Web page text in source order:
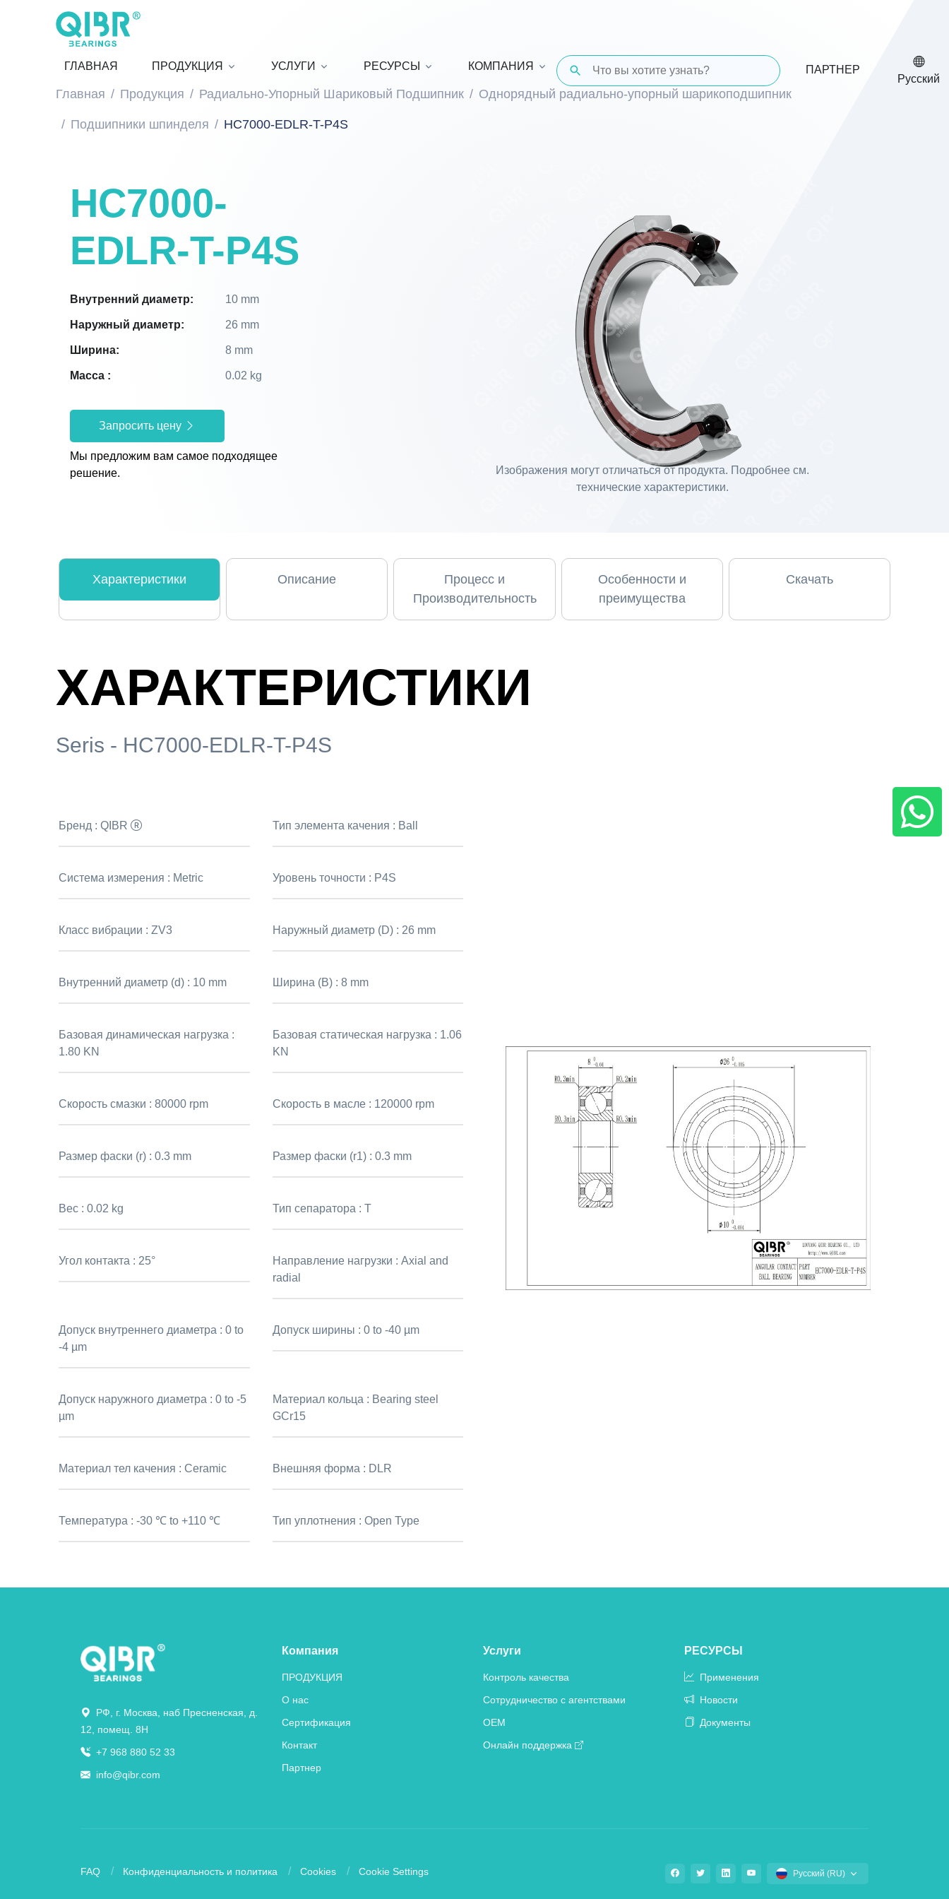
ГЛАВНАЯ ПРОДУКЦИЯ УСЛУГИ РЕСУРСЫ КОМПАНИЯ ПАРТНЕР
Русский
Главная Продукция Радиально-Упорный Шариковый Подшипник Однорядный радиально-упорный шарикоподшипник
Подшипники шпинделя HC7000-EDLR-T-P4S
HC7000-
EDLR-T-P4S
Внутренний диаметр: 10 mm
Наружный диаметр: 26 mm
Ширина: 8 mm
Масса : 0.02 kg
Запросить цену
Мы предложим вам самое подходящее
решение.
Изображения могут отличаться от продукта. Подробнее см.
технические характеристики.
Характеристики Описание
Процесс и
Производительность
Особенности и
преимущества
Скачать
ХАРАКТЕРИСТИКИ
Seris - HC7000-EDLR-T-P4S
Бренд :QIBR Тип элемента качения : Ball
Система измерения : Metric Уровень точности : P4S
Класс вибрации :ZV3 Наружный диаметр (D) : 26 mm
Внутренний диаметр (d) : 10 mm Ширина (B) : 8 mm
Базовая динамическая нагрузка :
1.80 KN
Базовая статическая нагрузка : 1.06
KN
Скорость смазки :80000 rpm Скорость в масле : 120000 rpm
Размер фаски (r) :0.3 mm Размер фаски (r1) : 0.3 mm
Вес :0.02 kg Тип сепаратора : T
Угол контакта : 25° Направление нагрузки : Axial and
radial
Допуск внутреннего диаметра :0 to
-4 µm
Допуск ширины : 0 to -40 µm
Допуск наружного диаметра :0 to -5
µm
Материал кольца : Bearing steel
GCr15
Материал тел качения :Ceramic Внешняя форма : DLR
Температура :-30 ℃ to +110 ℃ Тип уплотнения : Open Type
РФ, г. Москва, наб Пресненская, д.
12, помещ. 8Н
+7 968 880 52 33
info@qibr.com
Компания
ПРОДУКЦИЯ
О нас
Сертификация
Контакт
Партнер
Услуги
Контроль качества
Сотрудничество с агентствами
OEM
Онлайн поддержка
РЕСУРСЫ
Применения
Новости
Документы
FAQ Конфиденциальность и политика Cookies Cookie Settings Русский (RU)